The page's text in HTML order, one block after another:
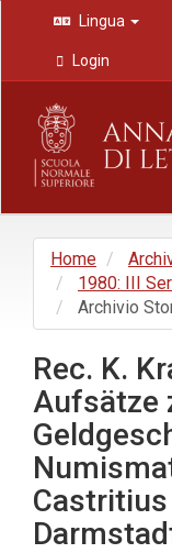
Navigazione
principale
Contenuto
principale
Barra
laterale
Lingua
Login
Home
1980: III
Archivio
Rec. K.
Aufsätze
Castritius